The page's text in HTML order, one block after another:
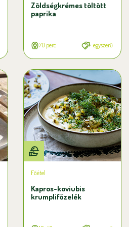
Zöldségkrémes töltött
paprika
70 perc egyszerű
Főétel
Kapros-koviubis
krumplifőzelék